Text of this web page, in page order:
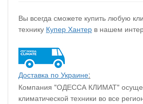
Вы всегда сможете купить любую
технику Купер Хантер в нашем
Доставка по Украине:
Компания "ОДЕССА КЛИМАТ"
климатической техники во все